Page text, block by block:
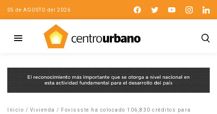
05 de AGOSTO del 2026
Inicio / Vivienda /
Fovissste ha colocado 106,830 créditos para